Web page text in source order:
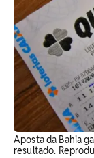
Aposta da Bahia
resultado.